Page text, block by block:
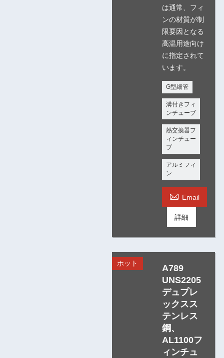
は通常、フィ
ンの材質が制
限要因となる
高温用途向け
に指定されて
います。
G型細管
溝付きフィ
ンチューブ
熱交換器フ
ィンチュー
ブ
アルミフィ
ン
 Email
詳細
ホット
A789
UNS2205
デュプレ
ックスス
テンレス
鋼、
AL1100フ
ィンチュ